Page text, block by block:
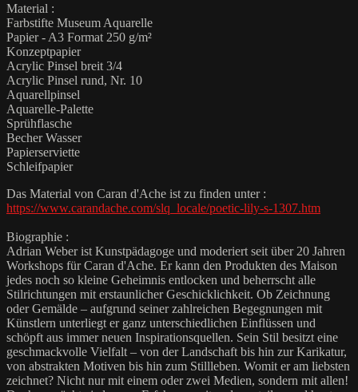
Material :
Farbstifte Museum Aquarelle
Papier - A3 Format 250 g/m²
Konzeptpapier
Acrylic Pinsel breit 3/4
Acrylic Pinsel rund, Nr. 10
Aquarellpinsel
Aquarelle-Palette
Sprühflasche
Becher Wasser
Papierserviette
Schleifpapier
Das Material von Caran d'Ache ist zu finden unter :
https://www.carandache.com/slq_locale/poetic-lily-s-1307.htm
Biographie :
Adrian Weber ist Kunstpädagoge und moderiert seit über 20 Jahren
Workshops für Caran d'Ache. Er kann den Produkten des Maison
jedes noch so kleine Geheimnis entlocken und beherrscht alle
Stilrichtungen mit erstaunlicher Geschicklichkeit. Ob Zeichnung
oder Gemälde – aufgrund seiner zahlreichen Begegnungen mit
Künstlern unterliegt er ganz unterschiedlichen Einflüssen und
schöpft aus immer neuen Inspirationsquellen. Sein Stil besitzt eine
geschmackvolle Vielfalt – von der Landschaft bis hin zur Karikatur,
von abstrakten Motiven bis hin zum Stillleben. Womit er am liebsten
zeichnet? Nicht nur mit einem oder zwei Medien, sondern mit allen!